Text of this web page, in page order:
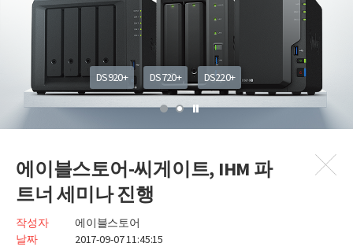
DS920+ DS720+ DS220+
에이블스토어-씨게이트, IHM 파
트너 세미나 진행
작성자
에이블스토어
날짜
2017-09-07 11:45:15